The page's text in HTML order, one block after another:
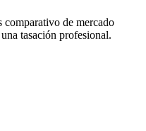
comparativo de mercado
tasación profesional.